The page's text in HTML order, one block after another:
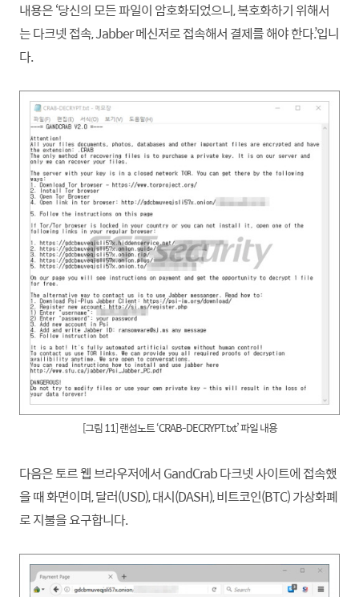
내용은 ‘당신의 모든 파일이 암호화되었으니, 복호화하기 위해서
는 다크넷 접속, Jabber 메신저로 접속해서 결제를 해야 한다.’입니
다.
[그림 11] 랜섬노트 ‘CRAB-DECRYPT.txt’ 파일 내용
다음은 토르 웹 브라우저에서 GandCrab 다크넷 사이트에 접속했
을 때 화면이며, 달러(USD), 대시(DASH), 비트코인(BTC) 가상화폐
로 지불을 요구합니다.